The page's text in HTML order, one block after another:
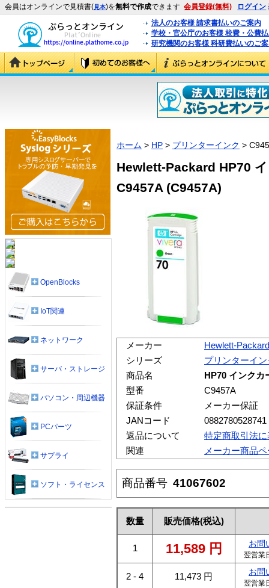
会員はオンラインで見積書(見本)を無料で作成できます 会員登録(無料) ログイン
法人のお客様 請求書払いのご案内
学校・官公庁のお客様 校費・公費
研究機関のお客様 科研費払いのご
ホーム > HP > プリンターインク >
Hewlett-Packard HP70
C9457A (C9457A)
メーカー
Hewlett-Packard
シリーズ
プリンターイン
商品名
HP70 インクカ
型番
C9457A
保証条件
メーカー保証
JANコード
0882780528741
返品について
特定商取引法
関連
メーカー商品
商品番号 41067602
数量 販売価格(税込)
1 11,589 円 お問
翌営業
2 - 4 11,473 円 お問
翌営業
OpenBlocks
IoT関連
ネットワーク
サーバ・ストレージ
パソコン・周辺機器
PCパーツ
サプライ
ソフト・ライセンス